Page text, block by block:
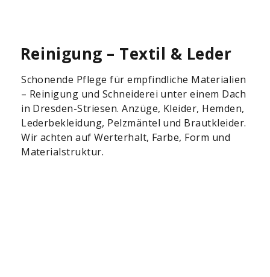
Reinigung – Textil & Leder
Schonende Pflege für empfindliche Materialien
– Reinigung und Schneiderei unter einem Dach
in Dresden-Striesen. Anzüge, Kleider, Hemden,
Lederbekleidung, Pelzmäntel und Brautkleider.
Wir achten auf Werterhalt, Farbe, Form und
Materialstruktur.